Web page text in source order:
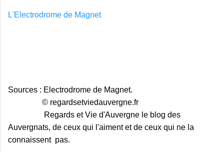
L'Electrodrome de Magnet
Sources : Electrodrome de Magnet.
© regardsetviedauvergne.fr
Regards et Vie d'Auvergne le blog des
Auvergnats, de ceux qui l'aiment et de ceux qui ne la
connaissent pas.